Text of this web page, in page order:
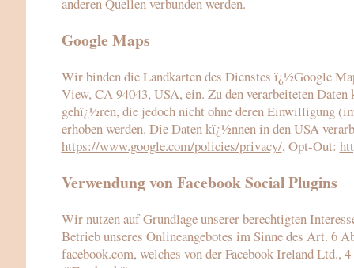
Google Maps
Wir binden die Landkarten des Dienstes ï¿½Google
View, CA 94043, USA, ein. Zu den verarbeiteten
gehï¿½ren, die jedoch nicht ohne deren Einwilligung
erhoben werden. Die Daten kï¿½nnen in den USA
https://www.google.com/policies/privacy/, Opt-Out:
Verwendung von Facebook Social Plugins
Wir nutzen auf Grundlage unserer berechtigten
Betrieb unseres Onlineangebotes im Sinne des Art. 6
facebook.com, welches von der Facebook Ireland